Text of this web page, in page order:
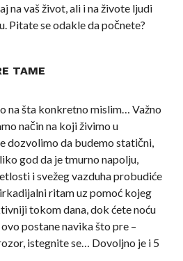
na vaš život, ali i na živote ljudi
Pitate se odakle da počnete?
TAME
na šta konkretno mislim… Važno
način na koji živimo u
dozvolimo da budemo statični,
god da je tmurno napolju,
i svežeg vazduha probudiće
ritam uz pomoć kojeg
tokom dana, dok ćete noću
postane navika što pre –
istegnite se… Dovoljno je i 5